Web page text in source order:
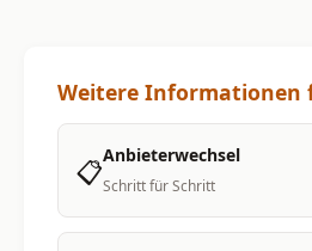
Weitere Informationen
📋Anbieterwechsel
Schritt für Schritt